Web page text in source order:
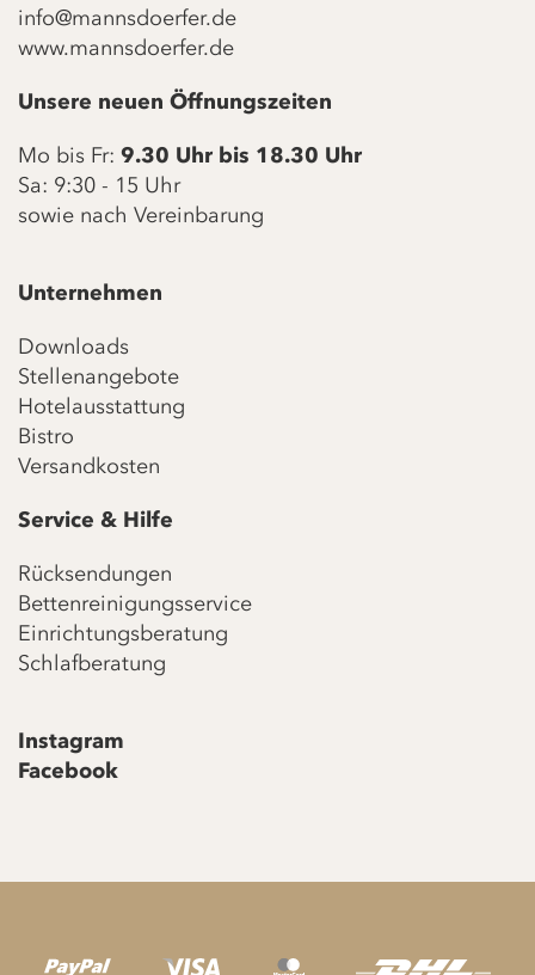
info@mannsdoerfer.de
www.mannsdoerfer.de
Unsere neuen Öffnungszeiten
Mo bis Fr: 9.30 Uhr bis 18.30 Uhr
Sa: 9:30 - 15 Uhr
sowie nach Vereinbarung
Unternehmen
Downloads
Stellenangebote
Hotelausstattung
Bistro
Versandkosten
Service & Hilfe
Rücksendungen
Bettenreinigungsservice
Einrichtungsberatung
Schlafberatung
Instagram
Facebook